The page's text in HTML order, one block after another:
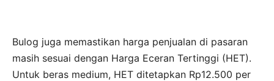
Bulog juga memastikan harga penjualan di pasaran
masih sesuai dengan Harga Eceran Tertinggi (HET).
Untuk beras medium, HET ditetapkan Rp12.500 per